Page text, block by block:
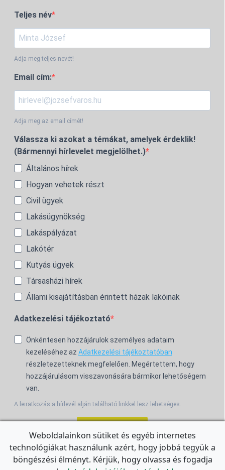
Teljes név
Adja meg teljes nevét!
Email cím:
Adja meg az email címét!
Válassza ki azokat a témákat, amelyek érdeklik!
(Bármennyi hírlevelet megjelölhet.)
Általános hírek
Hogyan vehetek részt
Civil ügyek
Lakásügynökség
Lakáspályázat
Lakótér
Kutyás ügyek
Társasházi hírek
Állami kisajátításban érintett házak lakóinak
Adatkezelési tájékoztató
Önkéntesen hozzájárulok személyes adataim
kezeléséhez az Adatkezelési tájékoztatóban
részletezetteknek megfelelően. Megértettem, hogy
hozzájárulásom visszavonására bármikor lehetőségem
van.
A leiratkozás a hírlevél alján található linkkel lesz lehetséges.
For the English Newsletter, clickHERE.
Weboldalainkon sütiket és egyéb internetes
technológiákat használunk azért, hogy jobbá tegyük a
böngészési élményt. Kérjük, hogy olvassa és fogadja